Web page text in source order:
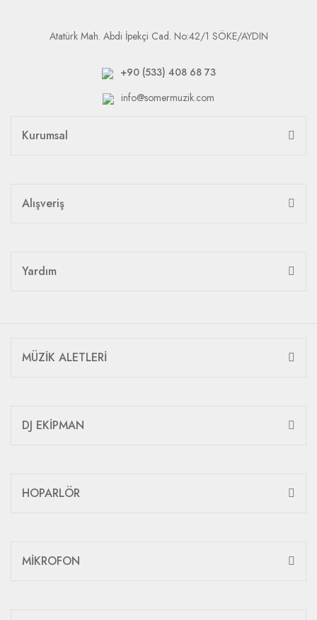
Atatürk Mah. Abdi İpekçi Cad. No:42/1 SÖKE/AYDIN
+90 (533) 408 68 73
info@somermuzik.com
Kurumsal
Alışveriş
Yardım
MÜZİK ALETLERİ
DJ EKİPMAN
HOPARLÖR
MİKROFON